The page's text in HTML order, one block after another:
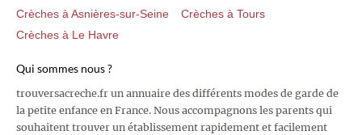
Crèches à Asnières-sur-Seine
Crèches à Tours
Crèches à Le Havre
Qui sommes nous ?
trouversacreche.fr un annuaire des différents modes de garde de
la petite enfance en France. Nous accompagnons les parents qui
souhaitent trouver un établissement rapidement et facilement